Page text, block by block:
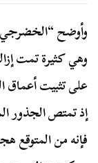
وأوضح
وهي كثيرة تمت
على تثبيت أعماق
إذ تمتص الجذور
فإنه من المتوقع